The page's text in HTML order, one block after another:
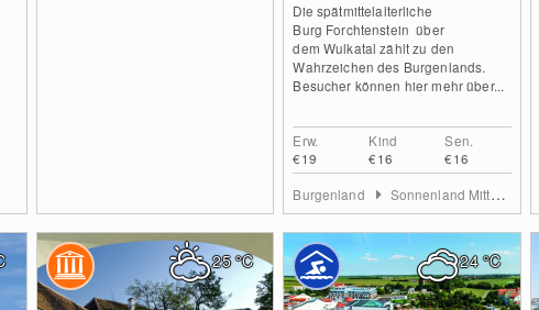
Die spätmittelalterliche
Burg Forchtenstein über
dem Wulkatal zählt zu den
Wahrzeichen des Burgenlands.
Besucher können hier mehr über...
Erw.
€19
Kind
€16
Sen.
€16
Burgenland Sonnenland Mittelburgenland
25°C 24°C